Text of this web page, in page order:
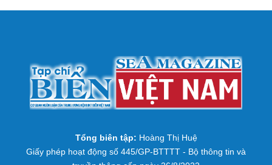
Tổng biên tập: Hoàng Thị Huệ
Giấy phép hoạt động số 445/GP-BTTTT - Bộ thông tin và